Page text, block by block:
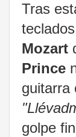
Tras
Mozart
Prince
guitarra
golpe